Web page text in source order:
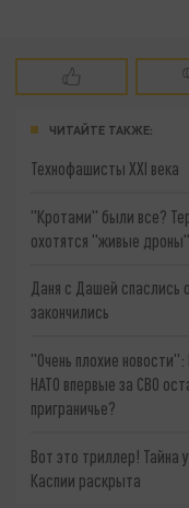
ЧИТАЙТЕ ТАКЖЕ:
Технофашисты XXI века
"Кротами" были все?
охотятся "живые дроны"
Даня с Дашей спаслись
закончились
"Очень плохие
НАТО впервые за СВО
приграничье?
Вот это триллер! Тайна
Каспии раскрыта